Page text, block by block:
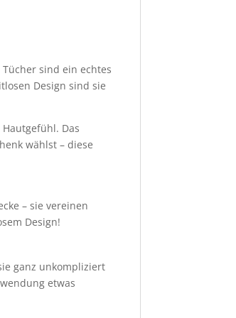
sind ein echtes
Design sind sie
Das
wählst – diese
– sie vereinen
Design!
ganz unkompliziert
etwas